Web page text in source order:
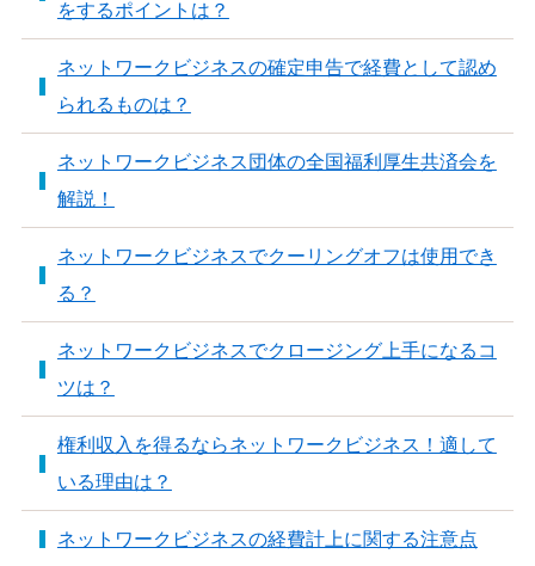
をするポイントは？
ネットワークビジネスの確定申告で経費として認め
られるものは？
ネットワークビジネス団体の全国福利厚生共済会を
解説！
ネットワークビジネスでクーリングオフは使用でき
る？
ネットワークビジネスでクロージング上手になるコ
ツは？
権利収入を得るならネットワークビジネス！適して
いる理由は？
ネットワークビジネスの経費計上に関する注意点